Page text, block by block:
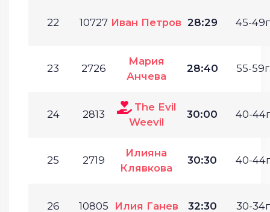
22 10727 Иван Петров 28:29 45-
23 2726
Мария
Анчева
28:40 55-
24 2813
The Evil
Weevil
30:00 40-
25 2719
Илияна
Клявкова
30:30 40-
26 10805 Илия Ганев 32:30 30-